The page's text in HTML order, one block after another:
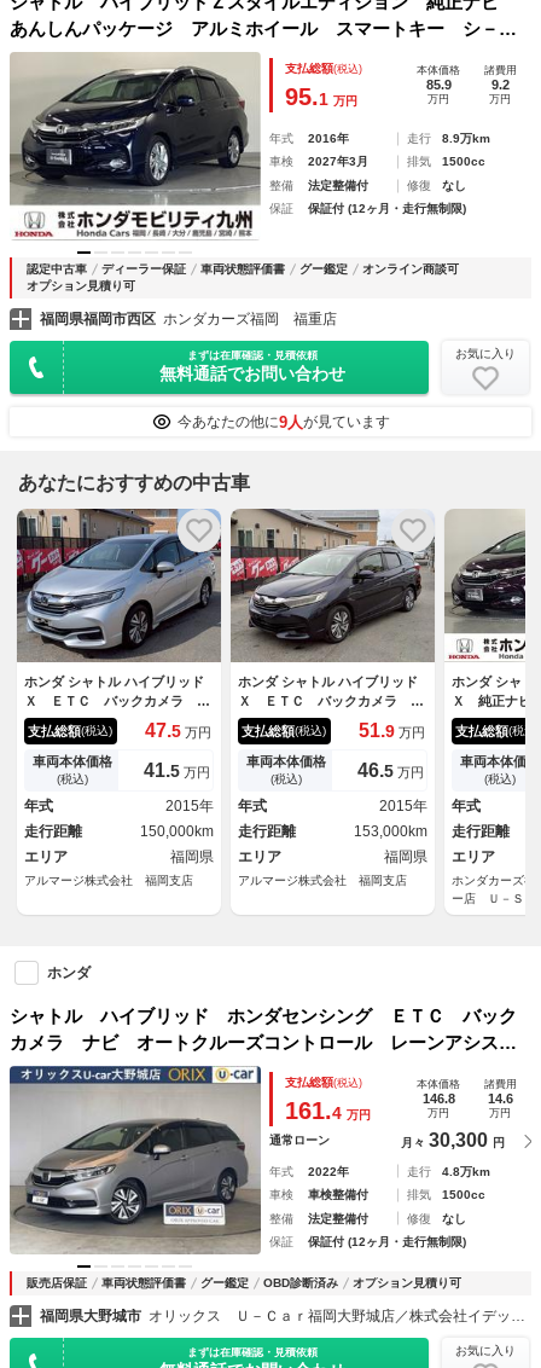
あんしんパッケージ アルミホイール スマートキー シ－ト
ヒ－タ－ スマ－トキ－ ブレーキサポート Ａライト ＶＳ
Ａ アイドリングストップ ＴＶナビ パワーステアリング
フルセグ ハーフレザー
支払総額(税込)
95.1 万円
本体価格
85.9
万円
諸費用
9.2
万円
年式 2016年 走行
8.9万km
車検
2027年3月 排気
1500cc
整備
法定整備付 修復
なし
保証
保証付 (12ヶ月・走行無制限)
認定中古車 ディーラー保証 車両状態評価書 グー鑑定
オンライン商談可
オプション見積り可
福岡県福岡市西区 ホンダカーズ福岡 福重店
まずは在庫確認・見積依頼
無料通話でお問い合わせ
お気に入り
今あなたの他に9人が見ています
あなたにおすすめの中古車
ホンダ シャトル ハイブリッド
Ｘ ＥＴＣ バックカメラ ナ
ビ ＴＶ オートクルーズコン
トロール 衝突被害軽減システ
ム オートライト ＬＥＤヘッ
ドランプ スマートキー 電動
格納ミラー ＡＴ 盗難防止シ
ステム 衝突安全ボディ ＡＢ
Ｓ
支払総額(税込) 47.5 万円
車両本体価格
(税込) 41.5 万円
年式
2015年
走行距離
150,000km
エリア
福岡県
アルマージ株式会社 福岡支店
ホンダ シャトル ハイブリッド
Ｘ ＥＴＣ バックカメラ ナ
ビ ＴＶ オートクルーズコン
トロール 衝突被害軽減システ
ム オートライト ＬＥＤヘッ
ドランプ スマートキー アイ
ドリングストップ 電動格納ミ
ラー ＡＴ 盗難防止システム
支払総額(税込) 51.9 万円
車両本体価格
(税込) 46.5 万円
年式
2015年
走行距離
153,000km
エリア
福岡県
アルマージ株式会社 福岡支店
ホンダ シャト
Ｘ 純正ナビ
ル ＬＥＤヘ
ルシフト あ
ジ 半革 Ｂ
Ｖ Ｒカメラ
能 オートク
エントリ Ａ
スマートキー
支払総額(税込)
車両本体価格
(税込)
年式
走行距離
エリア
ホンダカーズ
ー店 Ｕ－Ｓｅ
ホンダ
シャトル ハイブリッド ホンダセンシング ＥＴＣ バック
カメラ ナビ オートクルーズコントロール レーンアシス
ト 衝突被害軽減システム オートライト スマートキー ア
イドリングストップ 電動格納ミラー ＡＴ 盗難防止システ
ム 衝突安全ボディ
支払総額(税込)
161.4 万円
本体価格
146.8
万円
諸費用
14.6
万円
通常ローン 月々 30,300 円
年式 2022年 走行
4.8万km
車検
車検整備付 排気
1500cc
整備
法定整備付 修復
なし
保証
保証付 (12ヶ月・走行無制限)
販売店保証 車両状態評価書 グー鑑定 OBD診断済み オプション見積り可
福岡県大野城市 オリックス Ｕ－Ｃａｒ福岡大野城店／株式会社イデックスオート・ジャパン
まずは在庫確認・見積依頼 お気に入り